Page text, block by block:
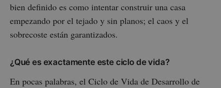
bien definido es como intentar construir una casa
empezando por el tejado y sin planos; el caos y el
sobrecoste están garantizados.
¿Qué es exactamente este ciclo de vida?
En pocas palabras, el Ciclo de Vida de Desarrollo de